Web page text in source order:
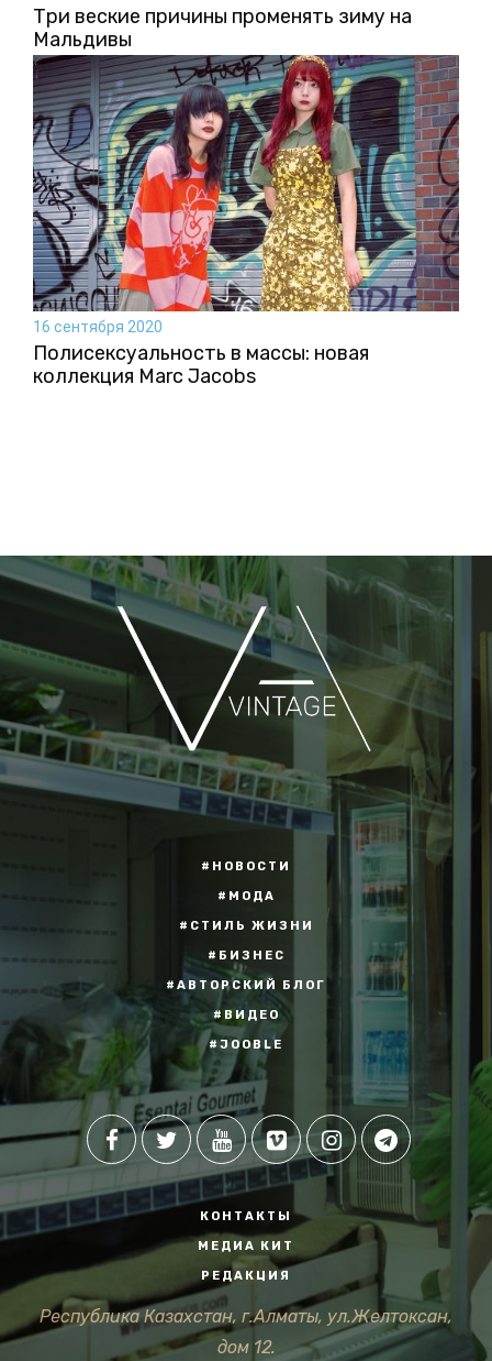
Три веские причины променять зиму на
Мальдивы
16 сентября 2020
Полисексуальность в массы: новая
коллекция Marc Jacobs
#НОВОСТИ
#МОДА
#СТИЛЬ ЖИЗНИ
#БИЗНЕС
#АВТОРСКИЙ БЛОГ
#ВИДЕО
#JOOBLE
КОНТАКТЫ
МЕДИА КИТ
РЕДАКЦИЯ
Республика Казахстан, г.Алматы, ул.Желтоксан,
дом 12.